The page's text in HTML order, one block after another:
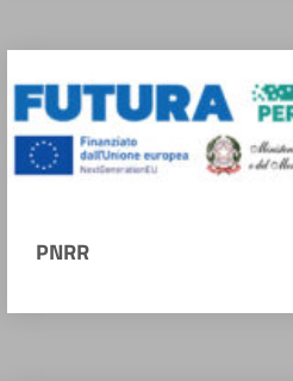
PNRR